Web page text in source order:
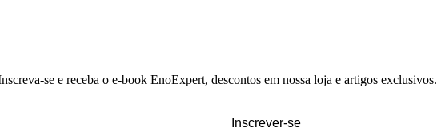
se e receba o e-book EnoExpert, descontos em nossa loja e artigos exclusivos.